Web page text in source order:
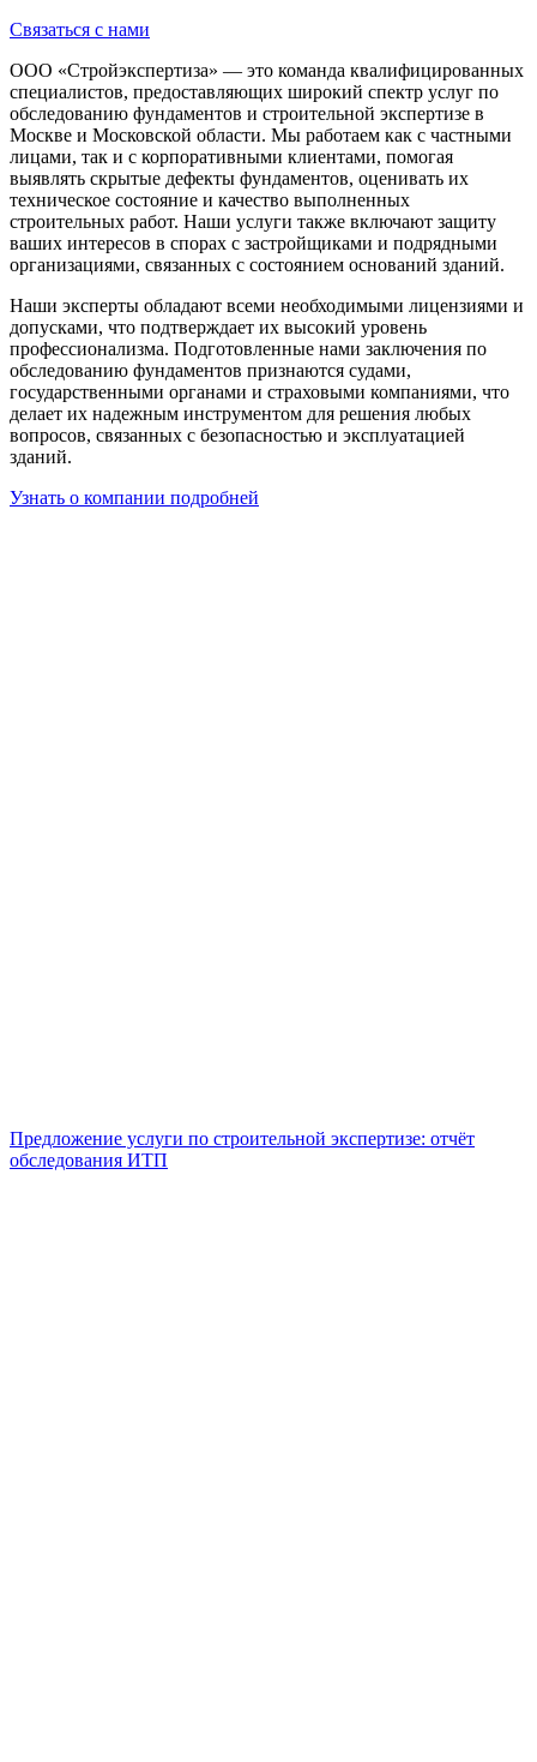
Связаться с нами
ООО «Стройэкспертиза» — это команда квалифицированных
специалистов, предоставляющих широкий спектр услуг по
обследованию фундаментов и строительной экспертизе в
Москве и Московской области. Мы работаем как с частными
лицами, так и с корпоративными клиентами, помогая
выявлять скрытые дефекты фундаментов, оценивать их
техническое состояние и качество выполненных
строительных работ. Наши услуги также включают защиту
ваших интересов в спорах с застройщиками и подрядными
организациями, связанных с состоянием оснований зданий.
Наши эксперты обладают всеми необходимыми лицензиями и
допусками, что подтверждает их высокий уровень
профессионализма. Подготовленные нами заключения по
обследованию фундаментов признаются судами,
государственными органами и страховыми компаниями, что
делает их надежным инструментом для решения любых
вопросов, связанных с безопасностью и эксплуатацией
зданий.
Узнать о компании подробней
Предложение услуги по строительной экспертизе: отчёт
обследования ИТП